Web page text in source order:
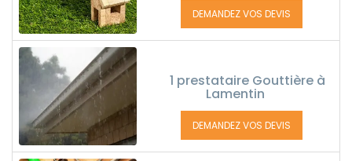
DEMANDEZ VOS DEVIS
1 prestataire Gouttière à
Lamentin
DEMANDEZ VOS DEVIS